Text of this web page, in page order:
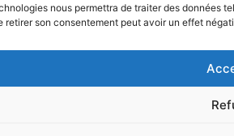
nous permettra de traiter des données
retirer son consentement peut avoir un effet